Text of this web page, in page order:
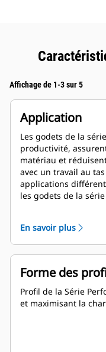
Affichage de 1-3 sur 5
Application
Les godets de la
productivité,
matériau et
avec un travail au
applications
les godets de la
En savoir plus
Forme des
Profil de la Série
et maximisant la